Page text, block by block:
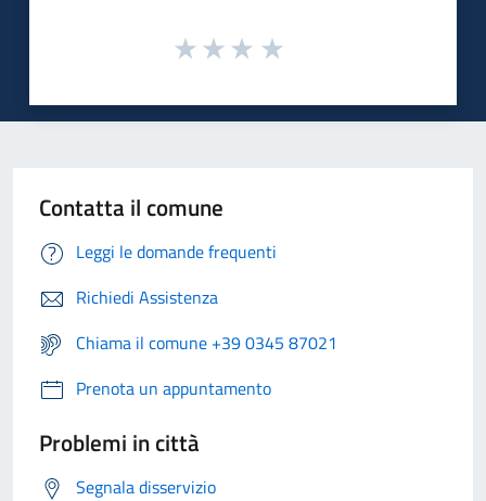
Contatta il comune
Leggi le domande frequenti
Richiedi Assistenza
Chiama il comune +39 0345 87021
Prenota un appuntamento
Problemi in città
Segnala disservizio